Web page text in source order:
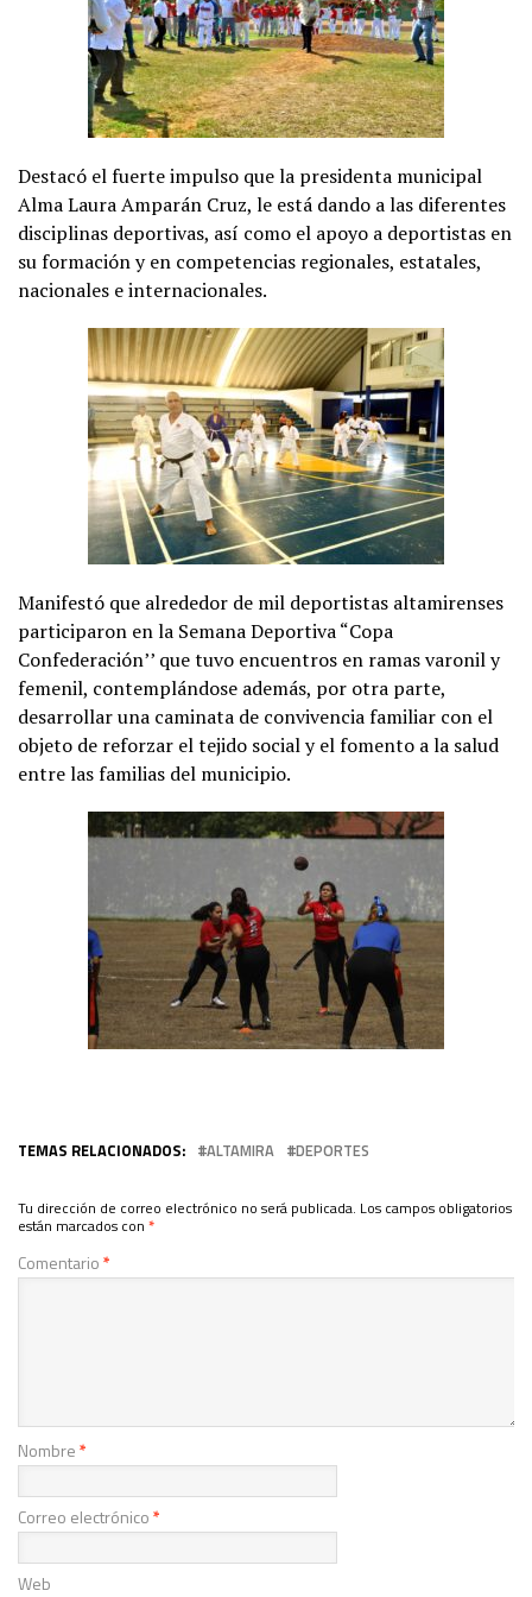
Destacó el fuerte impulso que la presidenta municipal
Alma Laura Amparán Cruz, le está dando a las diferentes
disciplinas deportivas, así como el apoyo a deportistas en
su formación y en competencias regionales, estatales,
nacionales e internacionales.
Manifestó que alrededor de mil deportistas altamirenses
participaron en la Semana Deportiva “Copa
Confederación’’ que tuvo encuentros en ramas varonil y
femenil, contemplándose además, por otra parte,
desarrollar una caminata de convivencia familiar con el
objeto de reforzar el tejido social y el fomento a la salud
entre las familias del municipio.
TEMAS RELACIONADOS: ALTAMIRA DEPORTES
Tu dirección de correo electrónico no será publicada. Los campos obligatorios
están marcados con *
Comentario*
Nombre*
Correo electrónico*
Web